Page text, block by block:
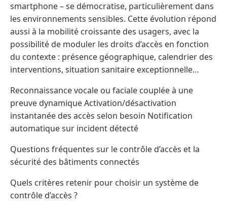
smartphone – se démocratise, particulièrement dans
les environnements sensibles. Cette évolution répond
aussi à la mobilité croissante des usagers, avec la
possibilité de moduler les droits d’accès en fonction
du contexte : présence géographique, calendrier des
interventions, situation sanitaire exceptionnelle…
Reconnaissance vocale ou faciale couplée à une
preuve dynamique Activation/désactivation
instantanée des accès selon besoin Notification
automatique sur incident détecté
Questions fréquentes sur le contrôle d’accès et la
sécurité des bâtiments connectés
Quels critères retenir pour choisir un système de
contrôle d’accès ?